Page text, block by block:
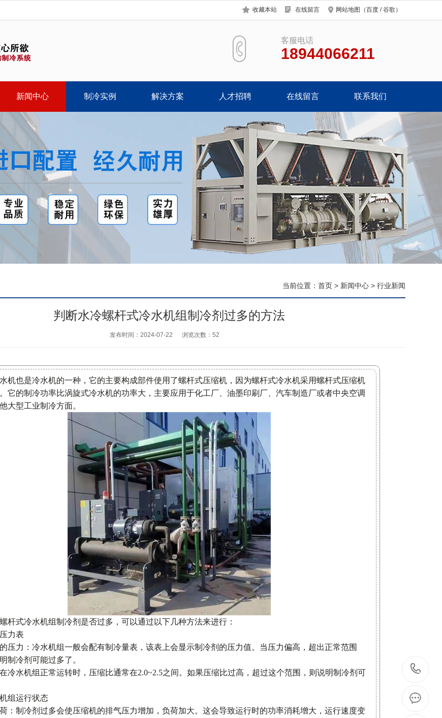
收藏本站 在线留言 网站地图 （百度 /谷歌 ）
客服电话
18944066211
新闻中心 制冷实例 解决方案 人才招聘 在线留言 联系我们
当前位置： 首页 > 新闻中心 > 行业新闻
判断水冷螺杆式冷水机组制冷剂过多的方法
发布时间：2024-07-22 浏览次数： 52
机也是冷水机的一种，它的主要构成部件使用了螺杆式压缩机，因为螺杆式冷水机采用螺杆式压缩机
它的制冷功率比涡旋式冷水机的功率大，主要应用于化工厂、油墨印刷厂、汽车制造厂或者中央空调
大型工业制冷方面。
杆式冷水机组制冷剂是否过多，可以通过以下几种方法来进行：
力表
压力：冷水机组一般会配有制冷量表，该表上会显示制冷剂的压力值。当压力偏高，超出正常范围
制冷剂可能过多了。
冷水机组正常运转时，压缩比通常在2.0~2.5之间。如果压缩比过高，超过这个范围，则说明制冷剂可
组运行状态
：制冷剂过多会使压缩机的排气压力增加，负荷加大。这会导致运行时的功率消耗增大，运行速度变